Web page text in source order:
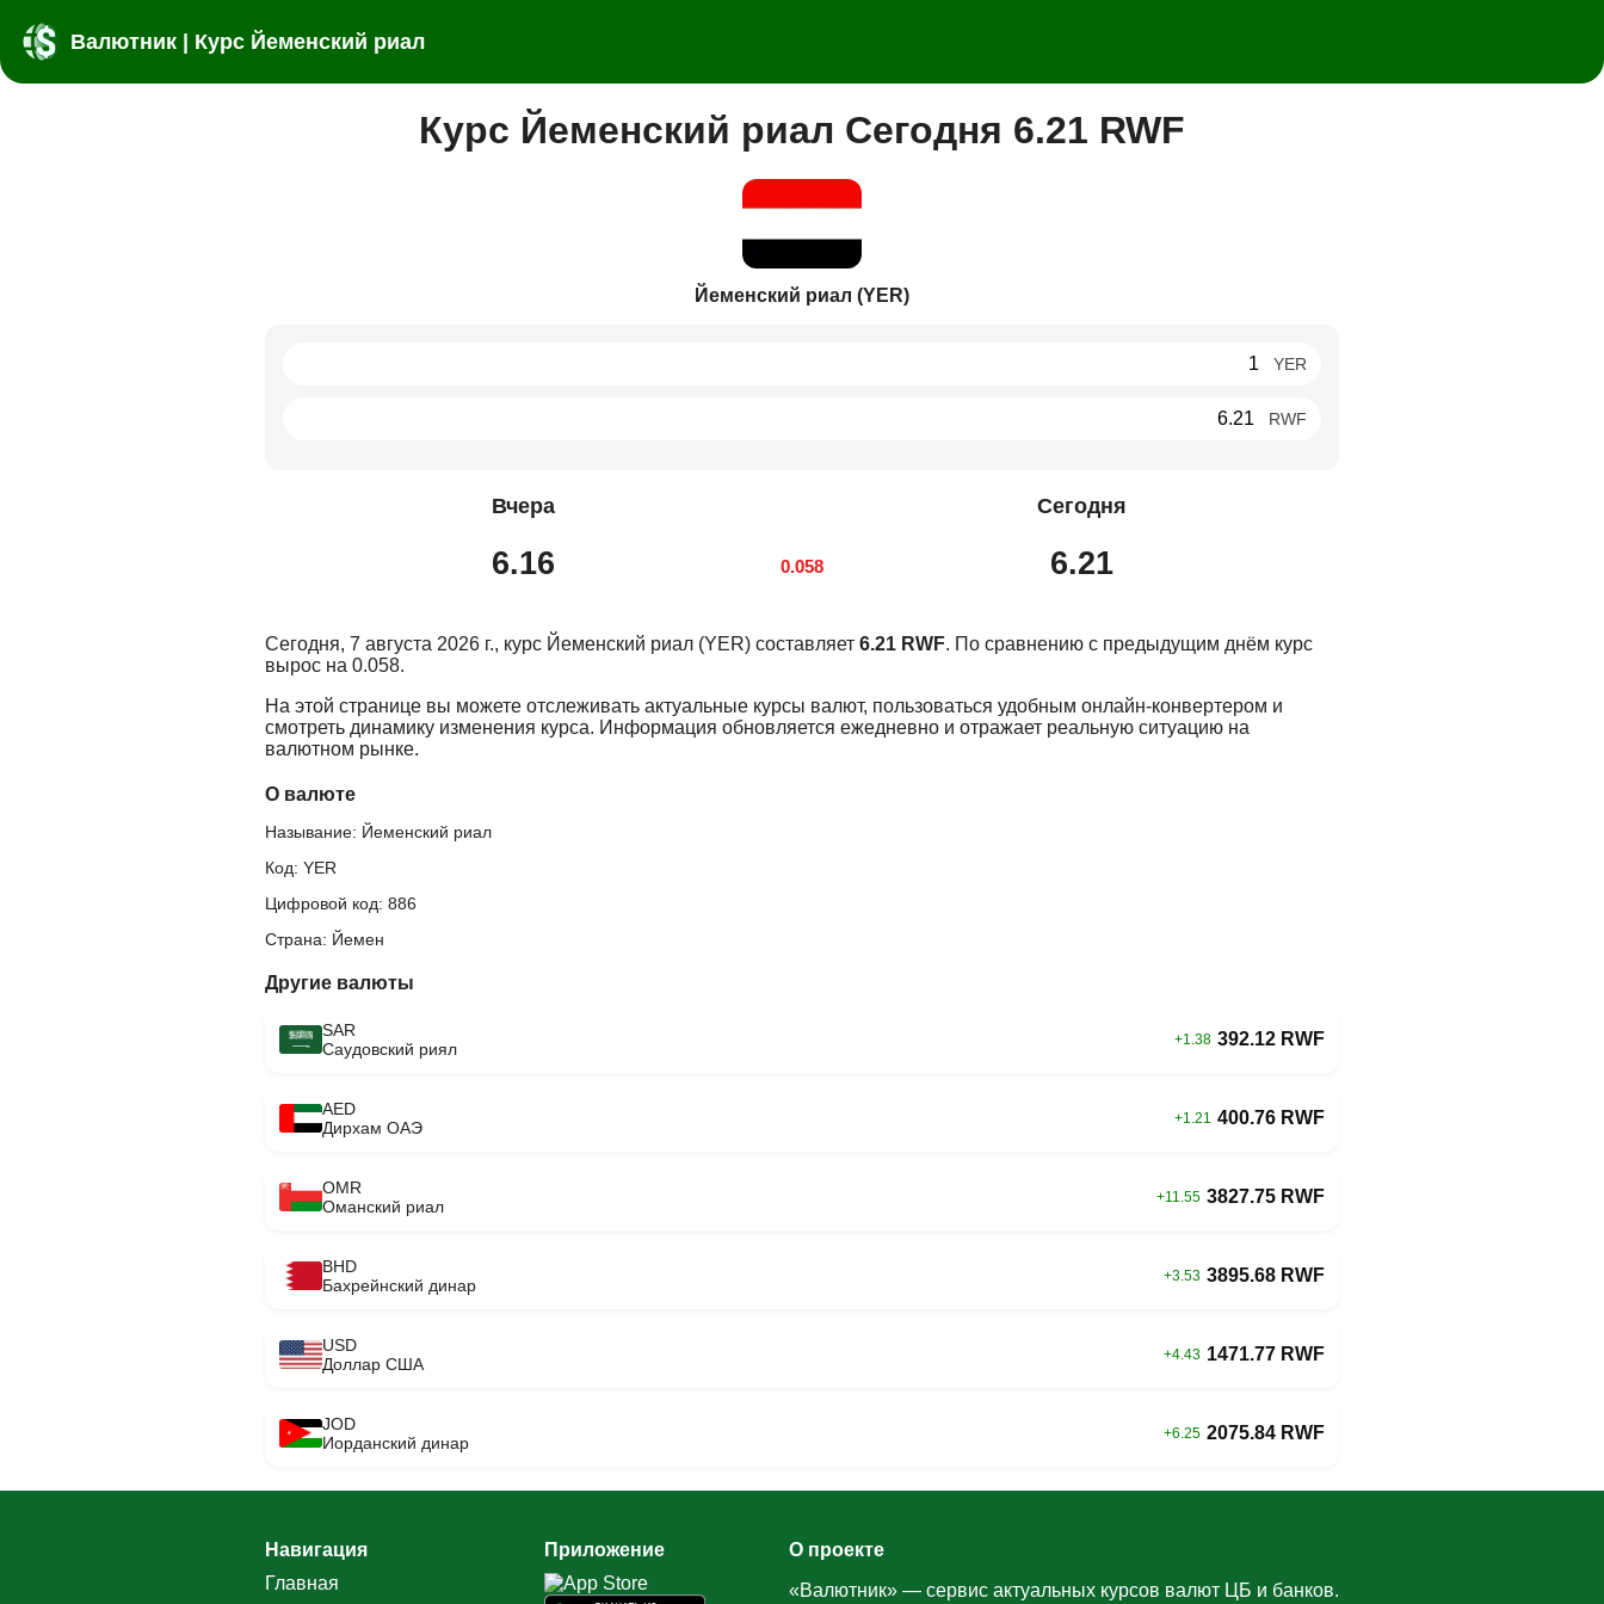
Валютник | Курс Йеменский риал
Курс Йеменский риал Сегодня 6.21 RWF
Йеменский риал (YER)
YER
RWF
Вчера
6.16 0.058
Сегодня
6.21
Сегодня, 7 августа 2026 г., курс Йеменский риал (YER) составляет 6.21 RWF. По сравнению с предыдущим днём курс
вырос на 0.058.
На этой странице вы можете отслеживать актуальные курсы валют, пользоваться удобным онлайн-конвертером и
смотреть динамику изменения курса. Информация обновляется ежедневно и отражает реальную ситуацию на
валютном рынке.
О валюте
Называние: Йеменский риал
Код: YER
Цифровой код: 886
Страна: Йемен
Другие валюты
SAR
Саудовский риял
+1.38 392.12 RWF
AED
Дирхам ОАЭ
+1.21 400.76 RWF
OMR
Оманский риал
+11.55 3827.75 RWF
BHD
Бахрейнский динар
+3.53 3895.68 RWF
USD
Доллар США
+4.43 1471.77 RWF
JOD
Иорданский динар
+6.25 2075.84 RWF
Навигация
Главная
Приложение
О проекте
«Валютник» — сервис актуальных курсов валют ЦБ и банков.